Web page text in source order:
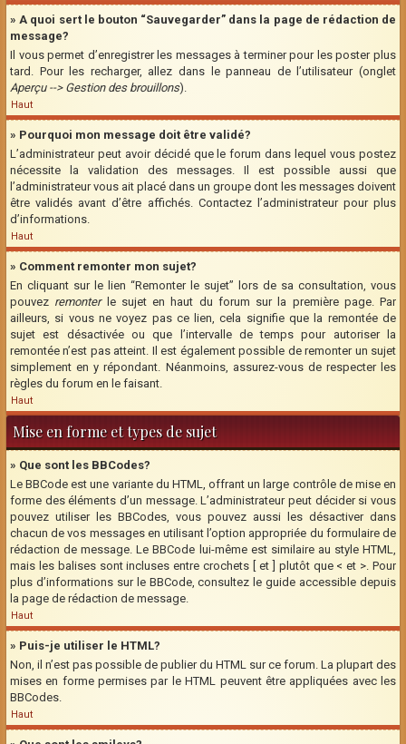
» A quoi sert le bouton “Sauvegarder” dans la page de rédaction de
message?
Il vous permet d’enregistrer les messages à terminer pour les poster plus
tard. Pour les recharger, allez dans le panneau de l’utilisateur (onglet
Aperçu --> Gestion des brouillons).
Haut
» Pourquoi mon message doit être validé?
L’administrateur peut avoir décidé que le forum dans lequel vous postez
nécessite la validation des messages. Il est possible aussi que
l’administrateur vous ait placé dans un groupe dont les messages doivent
être validés avant d’être affichés. Contactez l’administrateur pour plus
d’informations.
Haut
» Comment remonter mon sujet?
En cliquant sur le lien “Remonter le sujet” lors de sa consultation, vous
pouvez remonterle sujet en haut du forum sur la première page. Par
ailleurs, si vous ne voyez pas ce lien, cela signifie que la remontée de
sujet est désactivée ou que l’intervalle de temps pour autoriser la
remontée n’est pas atteint. Il est également possible de remonter un sujet
simplement en y répondant. Néanmoins, assurez-vous de respecter les
règles du forum en le faisant.
Haut
Mise en forme et types de sujet
» Que sont les BBCodes?
Le BBCode est une variante du HTML, offrant un large contrôle de mise en
forme des éléments d’un message. L’administrateur peut décider si vous
pouvez utiliser les BBCodes, vous pouvez aussi les désactiver dans
chacun de vos messages en utilisant l’option appropriée du formulaire de
rédaction de message. Le BBCode lui-même est similaire au style HTML,
mais les balises sont incluses entre crochets [ et ] plutôt que < et >. Pour
plus d’informations sur le BBCode, consultez le guide accessible depuis
la page de rédaction de message.
Haut
» Puis-je utiliser le HTML?
Non, il n’est pas possible de publier du HTML sur ce forum. La plupart des
mises en forme permises par le HTML peuvent être appliquées avec les
BBCodes.
Haut